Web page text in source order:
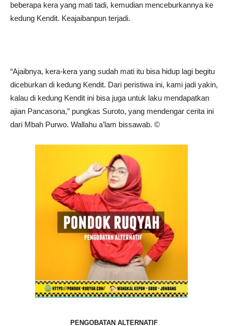
beberapa kera yang mati tadi, kemudian menceburkannya ke
kedung Kendit. Keajaibanpun terjadi.
“Ajaibnya, kera-kera yang sudah mati itu bisa hidup lagi begitu
diceburkan di kedung Kendit. Dari peristiwa ini, kami jadi yakin,
kalau di kedung Kendit ini bisa juga untuk laku mendapatkan
ajian Pancasona,” pungkas Suroto, yang mendengar cerita ini
dari Mbah Purwo. Wallahu a’lam bissawab. ©️
PENGOBATAN ALTERNATIF